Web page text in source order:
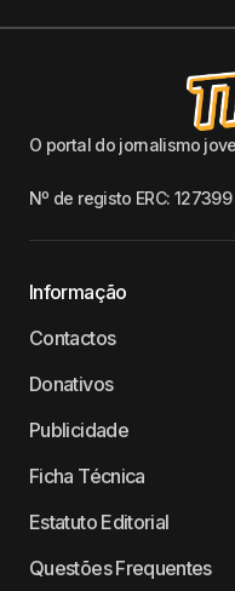
O portal do jornalismo
Nº de registo ERC: 127399
Informação
Contactos
Donativos
Publicidade
Ficha Técnica
Estatuto Editorial
Questões Frequentes